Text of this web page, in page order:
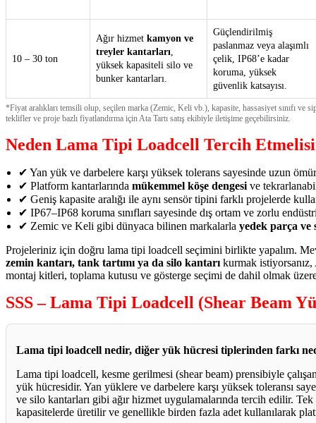
10 – 30 ton
Ağır hizmet kamyon ve
treyler kantarları,
yüksek kapasiteli silo ve
bunker kantarları.
Güçlendirilmiş
paslanmaz veya alaşımlı
çelik, IP68’e kadar
koruma, yüksek
güvenlik katsayısı.
*Fiyat aralıkları temsili olup, seçilen marka (Zemic, Keli vb.), kapasite, hassasiyet sınıfı ve
teklifler ve proje bazlı fiyatlandırma için Ata Tartı satış ekibiyle iletişime geçebilirsiniz.
Neden Lama Tipi Loadcell Tercih
✔ Yan yük ve darbelere karşı yüksek tolerans sayesinde uzun
✔ Platform kantarlarında mükemmel köşe dengesi ve
✔ Geniş kapasite aralığı ile aynı sensör tipini farklı projelerde
✔ IP67–IP68 koruma sınıfları sayesinde dış ortam ve zorlu
✔ Zemic ve Keli gibi dünyaca bilinen markalarla yedek parça ve
Projeleriniz için doğru lama tipi loadcell seçimini birlikte yapalım.
zemin kantarı, tank tartımı ya da silo kantarı kurmak istiyorsanız,
montaj kitleri, toplama kutusu ve gösterge seçimi de dahil olmak
SSS – Lama Tipi Loadcell (Shear Beam
Lama tipi loadcell nedir, diğer yük hücresi tiplerinden farkı
Lama tipi loadcell, kesme gerilmesi (shear beam) prensibiyle
yük hücresidir. Yan yüklere ve darbelere karşı yüksek toleransı
ve silo kantarları gibi ağır hizmet uygulamalarında tercih edilir.
kapasitelerde üretilir ve genellikle birden fazla adet kullanılarak